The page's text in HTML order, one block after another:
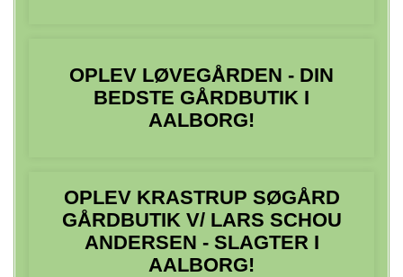
OPLEV LØVEGÅRDEN - DIN
BEDSTE GÅRDBUTIK I
AALBORG!
OPLEV KRASTRUP SØGÅRD
GÅRDBUTIK V/ LARS SCHOU
ANDERSEN - SLAGTER I
AALBORG!